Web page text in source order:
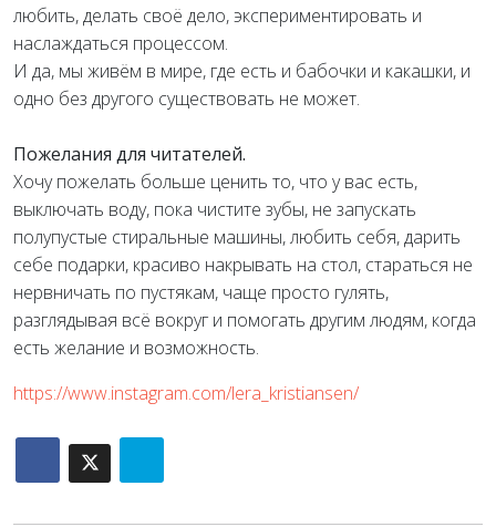
любить, делать своё дело, экспериментировать и
наслаждаться процессом.
И да, мы живём в мире, где есть и бабочки и какашки, и
одно без другого существовать не может.
Пожелания для читателей.
Хочу пожелать больше ценить то, что у вас есть,
выключать воду, пока чистите зубы, не запускать
полупустые стиральные машины, любить себя, дарить
себе подарки, красиво накрывать на стол, стараться не
нервничать по пустякам, чаще просто гулять,
разглядывая всё вокруг и помогать другим людям, когда
есть желание и возможность.
https://www.instagram.com/lera_kristiansen/